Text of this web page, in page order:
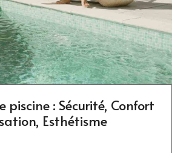
piscine : Sécurité, Confort
Esthétisme